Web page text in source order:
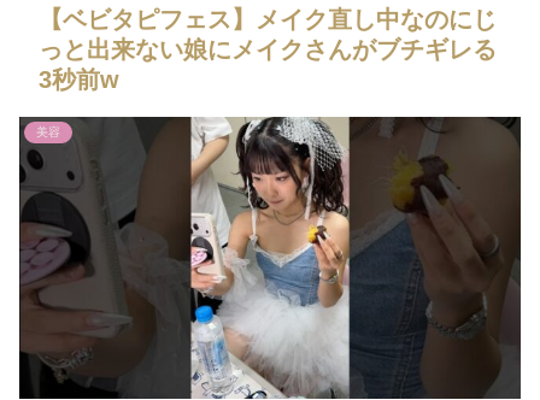
【ベビタピフェス】メイク直し中なのにじ
っと出来ない娘にメイクさんがブチギレる
3秒前w
美容